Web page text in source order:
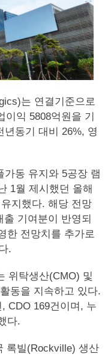
는 연결기준으로
이익 5808억원을 기
년동기 대비 26%, 영
가동 유지와 5공장 램
1월 제시했던 올해
지했다. 해당 전망
기여분이 반영되
한 전망치를 추가로
.
위탁생산(CMO) 및
동을 지속하고 있다.
CDO 169건이며, 누
다.
록빌(Rockville) 생산